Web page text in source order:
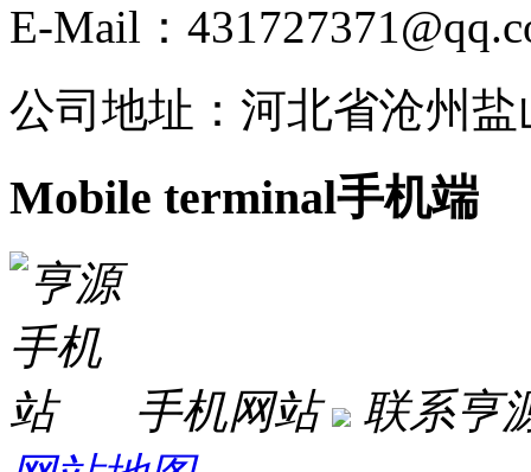
E-Mail：
公司地址：河北省沧州
Mobile terminal手机端
手机网站
联系亨